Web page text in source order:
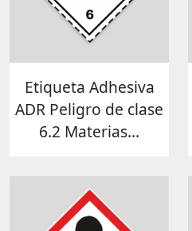
Etiqueta Adhesiva
ADR Peligro de clase
6.2 Materias...